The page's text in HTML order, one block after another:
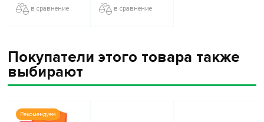
в сравнение
в сравнение
Покупатели этого товара также
выбирают
Рекомендуем